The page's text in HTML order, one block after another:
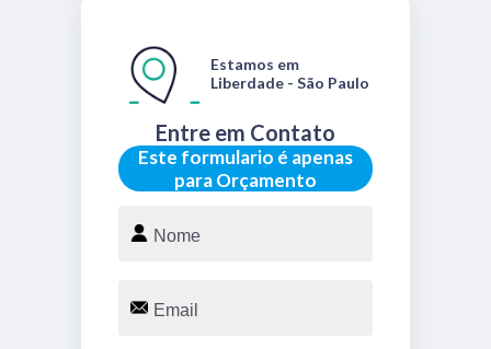
Este formulario é apenas
para Orçamento
Entre em Contato
Estamos em
Liberdade - São Paulo